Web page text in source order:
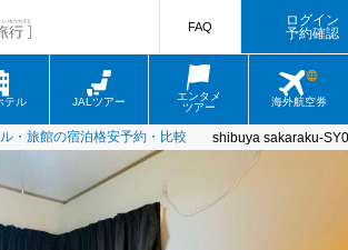
テル JALツアー
エンタメ
ツアー
海外航空券
FAQ
ログイン
予約確認
・旅館の宿泊格安予約・比較 shibuya sakaraku-